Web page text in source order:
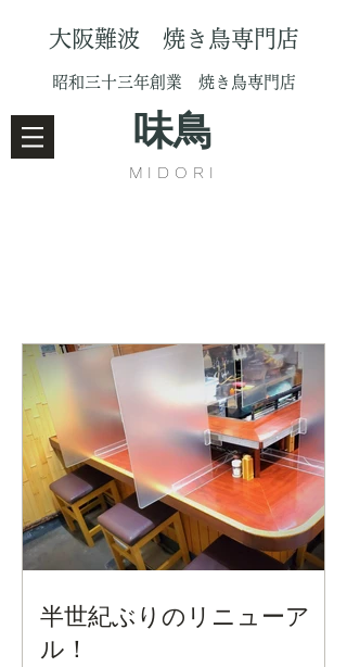
大阪難波 焼き鳥専門店
昭和三十三年創業 焼き鳥専門店
味鳥
MIDORI
半世紀ぶりのリニューア
ル！